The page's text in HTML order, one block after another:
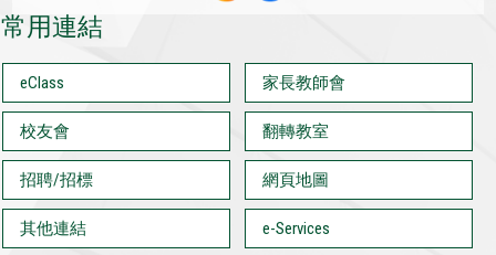
常用連結
eClass 家長教師會
校友會 翻轉教室
招聘/招標 網頁地圖
其他連結 e-Services